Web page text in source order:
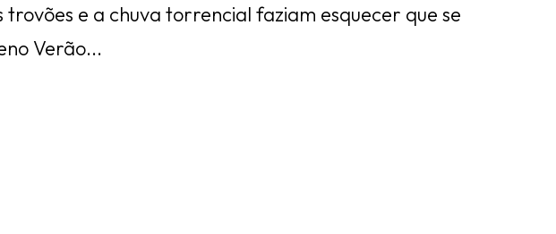
e a chuva torrencial faziam esquecer que se
Verão...